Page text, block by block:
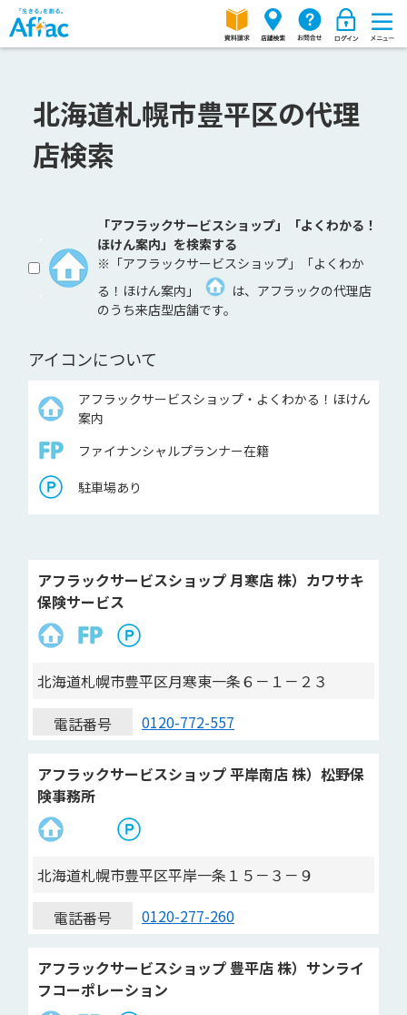
北海道札幌市豊平区の代理
店検索
「アフラックサービスショップ」「よくわかる！
ほけん案内」を検索する
※「アフラックサービスショップ」「よくわか
る！ほけん案内」
は、アフラックの代理店
のうち来店型店舗です。
アイコンについて
アフラックサービスショップ・よくわかる！ほけん
案内
ファイナンシャルプランナー在籍
駐車場あり
アフラックサービスショップ 月寒店 株）カワサキ
保険サービス
北海道札幌市豊平区月寒東一条６－１－２３
電話番号
0120-772-557
アフラックサービスショップ 平岸南店 株）松野保
険事務所
北海道札幌市豊平区平岸一条１５－３－９
電話番号
0120-277-260
アフラックサービスショップ 豊平店 株）サンライ
フコーポレーション